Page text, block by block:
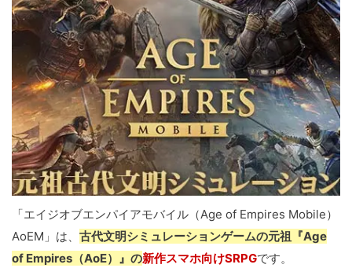
「エイジオブエンパイアモバイル（Age of Empires Mobile）
AoEM」は、 古代文明シミュレーションゲームの元祖『Age
of Empires（AoE）』の新作スマホ向けSRPGです。